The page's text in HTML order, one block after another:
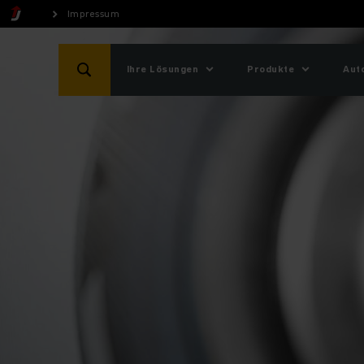
Impressum
Ihre Lösungen Produkte